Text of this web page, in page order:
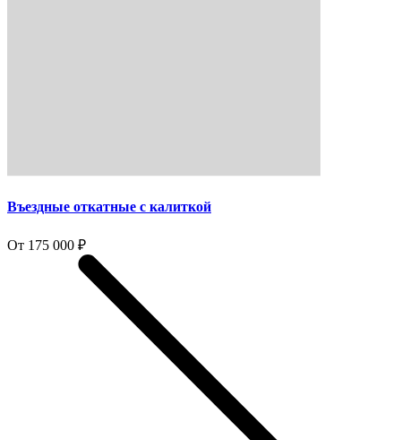
Въездные откатные с калиткой
От 175 000 ₽